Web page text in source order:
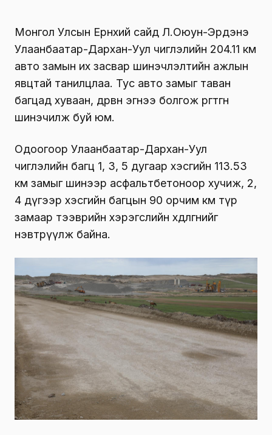
Монгол Улсын Ерөнхий сайд Л.Оюун-Эрдэнэ
Улаанбаатар-Дархан-Уул чиглэлийн 204.11 км
авто замын их засвар шинэчлэлтийн ажлын
явцтай танилцлаа. Тус авто замыг таван
багцад хуваан, дөрвөн эгнээ болгож өргөтгөн
шинэчилж буй юм.
Одоогоор Улаанбаатар-Дархан-Уул
чиглэлийн багц 1, 3, 5 дугаар хэсгийн 113.53
км замыг шинээр асфальтбетоноор хучиж, 2,
4 дүгээр хэсгийн багцын 90 орчим км түр
замаар тээврийн хэрэгслийн хөдөлгөөнийг
нэвтрүүлж байна.